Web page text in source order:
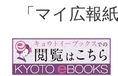
「マイ広報